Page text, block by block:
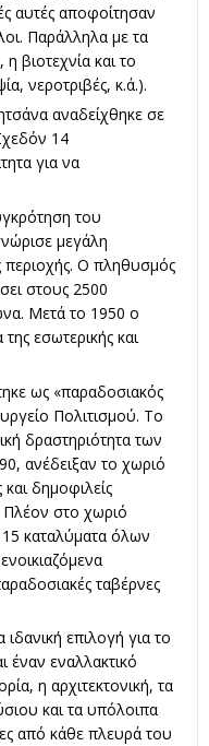
αυτές αποφοίτησαν
Παράλληλα με τα
βιοτεχνία και το
νεροτριβές, κ.ά.).
αναδείχθηκε σε
14
για να
του
μεγάλη
περιοχής. Ο πληθυσμός
στους 2500
Μετά το 1950 ο
εσωτερικής και
ως «παραδοσιακός
Πολιτισμού. Το
δραστηριότητα των
ανέδειξαν το χωριό
δημοφιλείς
Πλέον στο χωριό
καταλύματα όλων
ταβέρνες
επιλογή για το
έναν εναλλακτικό
η αρχιτεκτονική, τα
και τα υπόλοιπα
από κάθε πλευρά του